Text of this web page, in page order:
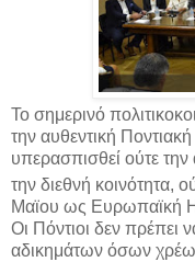
Το σημερινό
την αυθεντική
υπερασπισθεί ούτε
την διεθνή κοινότητα,
Μαϊου ως Ευρωπαϊκή
Οι Πόντιοι δεν
αδικημάτων όσων